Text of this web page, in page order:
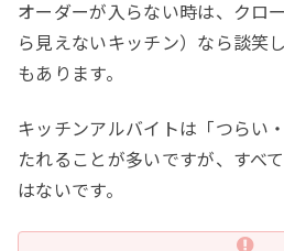
オーダーが入らない時は、クロ
ら見えないキッチン）なら談笑
もあります。
キッチンアルバイトは「つらい
たれることが多いですが、すべ
はないです。